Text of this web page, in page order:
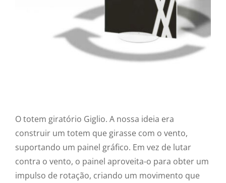
O totem giratório Giglio. A nossa ideia era
construir um totem que girasse com o vento,
suportando um painel gráfico. Em vez de lutar
contra o vento, o painel aproveita-o para obter um
impulso de rotação, criando um movimento que